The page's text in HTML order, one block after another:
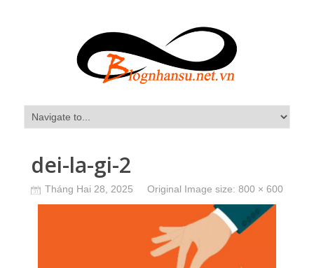
dei-la-gi-2
Tháng Hai 28, 2025 Original Image size: 800 × 600